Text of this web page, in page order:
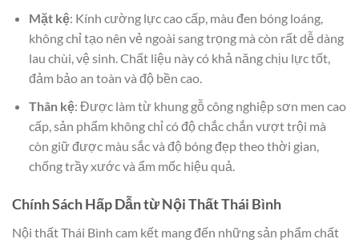
Mặt kệ: Kính cường lực cao cấp, màu đen bóng loáng,
không chỉ tạo nên vẻ ngoài sang trọng mà còn rất dễ dàng
lau chùi, vệ sinh. Chất liệu này có khả năng chịu lực tốt,
đảm bảo an toàn và độ bền cao.
Thân kệ: Được làm từ khung gỗ công nghiệp sơn men cao
cấp, sản phẩm không chỉ có độ chắc chắn vượt trội mà
còn giữ được màu sắc và độ bóng đẹp theo thời gian,
chống trầy xước và ẩm mốc hiệu quả.
Chính Sách Hấp Dẫn từ Nội Thất Thái Bình
Nội thất Thái Bình cam kết mang đến những sản phẩm chất